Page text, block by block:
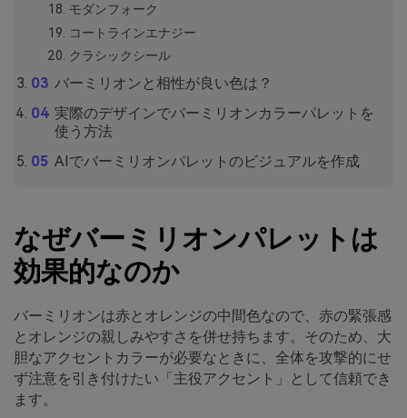
モダンフォーク
コートラインエナジー
クラシックシール
バーミリオンと相性が良い色は？
実際のデザインでバーミリオンカラーパレットを
使う方法
AIでバーミリオンパレットのビジュアルを作成
なぜバーミリオンパレットは
効果的なのか
バーミリオンは赤とオレンジの中間色なので、赤の緊張感
とオレンジの親しみやすさを併せ持ちます。そのため、大
胆なアクセントカラーが必要なときに、全体を攻撃的にせ
ず注意を引き付けたい「主役アクセント」として信頼でき
ます。